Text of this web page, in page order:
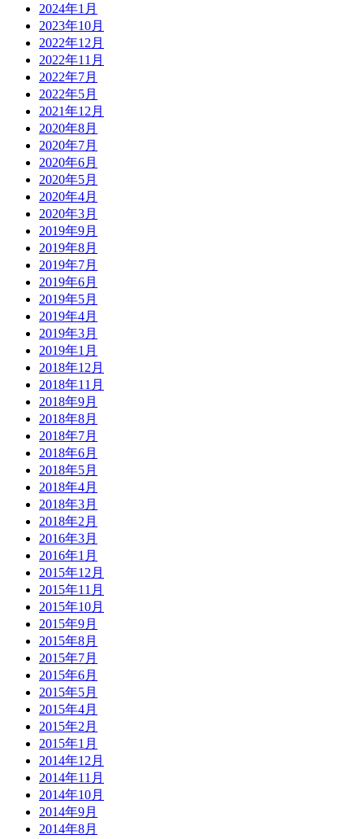
2024年1月
2023年10月
2022年12月
2022年11月
2022年7月
2022年5月
2021年12月
2020年8月
2020年7月
2020年6月
2020年5月
2020年4月
2020年3月
2019年9月
2019年8月
2019年7月
2019年6月
2019年5月
2019年4月
2019年3月
2019年1月
2018年12月
2018年11月
2018年9月
2018年8月
2018年7月
2018年6月
2018年5月
2018年4月
2018年3月
2018年2月
2016年3月
2016年1月
2015年12月
2015年11月
2015年10月
2015年9月
2015年8月
2015年7月
2015年6月
2015年5月
2015年4月
2015年2月
2015年1月
2014年12月
2014年11月
2014年10月
2014年9月
2014年8月